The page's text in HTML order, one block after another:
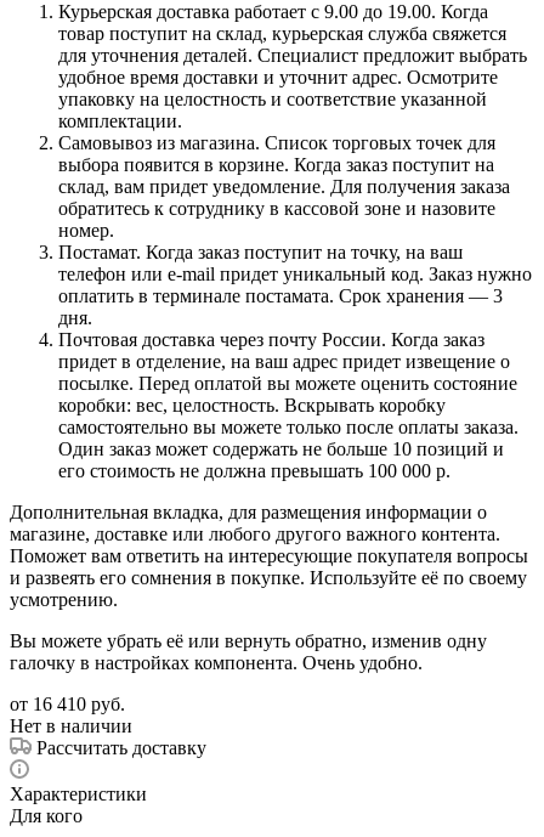
Курьерская доставка работает с 9.00 до 19.00. Когда
товар поступит на склад, курьерская служба свяжется
для уточнения деталей. Специалист предложит выбрать
удобное время доставки и уточнит адрес. Осмотрите
упаковку на целостность и соответствие указанной
комплектации.
Самовывоз из магазина. Список торговых точек для
выбора появится в корзине. Когда заказ поступит на
склад, вам придет уведомление. Для получения заказа
обратитесь к сотруднику в кассовой зоне и назовите
номер.
Постамат. Когда заказ поступит на точку, на ваш
телефон или e-mail придет уникальный код. Заказ нужно
оплатить в терминале постамата. Срок хранения — 3
дня.
Почтовая доставка через почту России. Когда заказ
придет в отделение, на ваш адрес придет извещение о
посылке. Перед оплатой вы можете оценить состояние
коробки: вес, целостность. Вскрывать коробку
самостоятельно вы можете только после оплаты заказа.
Один заказ может содержать не больше 10 позиций и
его стоимость не должна превышать 100 000 р.
Дополнительная вкладка, для размещения информации о
магазине, доставке или любого другого важного контента.
Поможет вам ответить на интересующие покупателя вопросы
и развеять его сомнения в покупке. Используйте её по своему
усмотрению.
Вы можете убрать её или вернуть обратно, изменив одну
галочку в настройках компонента. Очень удобно.
от 16 410 руб.
Нет в наличии
Рассчитать доставку
Характеристики
Для кого